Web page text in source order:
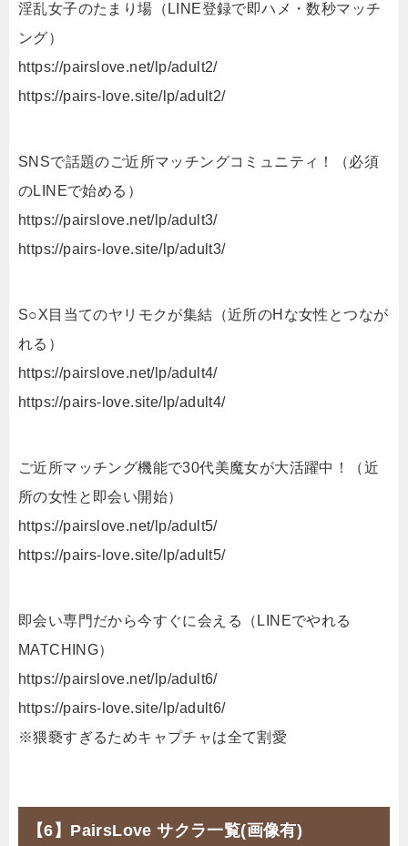
淫乱女子のたまり場（LINE登録で即ハメ・数秒マッチ
ング）
https://pairslove.net/lp/adult2/
https://pairs-love.site/lp/adult2/
SNSで話題のご近所マッチングコミュニティ！（必須
のLINEで始める）
https://pairslove.net/lp/adult3/
https://pairs-love.site/lp/adult3/
S○X目当てのヤリモクが集結（近所のHな女性とつなが
れる）
https://pairslove.net/lp/adult4/
https://pairs-love.site/lp/adult4/
ご近所マッチング機能で30代美魔女が大活躍中！（近
所の女性と即会い開始）
https://pairslove.net/lp/adult5/
https://pairs-love.site/lp/adult5/
即会い専門だから今すぐに会える（LINEでやれる
MATCHING）
https://pairslove.net/lp/adult6/
https://pairs-love.site/lp/adult6/
※猥褻すぎるためキャプチャは全て割愛
【6】PairsLove サクラ一覧(画像有)